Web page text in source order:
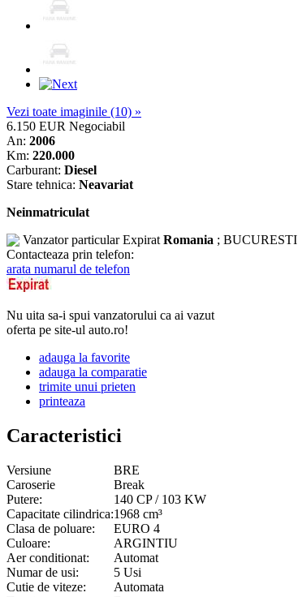
Vezi toate imaginile (10) »
6.150 EUR Negociabil
An: 2006
Km: 220.000
Carburant: Diesel
Stare tehnica: Neavariat
Neinmatriculat
Vanzator particularExpirat Romania ; BUCURESTI
Contacteaza prin telefon:
arata numarul de telefon
Nu uita sa-i spui vanzatorului ca ai vazut
oferta pe site-ul auto.ro!
adauga la favorite
adauga la comparatie
trimite unui prieten
printeaza
Caracteristici
Versiune
BRE
Caroserie
Break
Putere:
140 CP / 103 KW
Capacitate cilindrica:1968 cm³
Clasa de poluare:
EURO 4
Culoare:
ARGINTIU
Aer conditionat:
Automat
Numar de usi:
5 Usi
Cutie de viteze:
Automata